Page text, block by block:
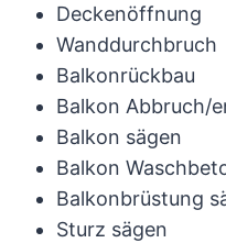
Deckenöffnung
Wanddurchbruch
Balkonrückbau
Balkon Abbruch/
Balkon sägen
Balkon
Balkonbrüstung
Sturz sägen